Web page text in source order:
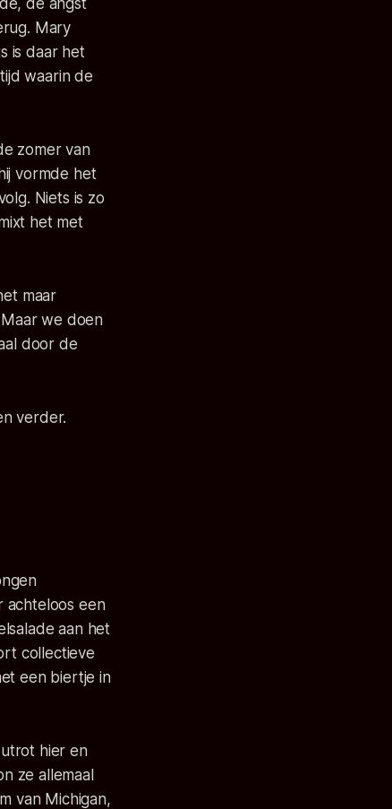
de angst
Mary
is daar het
waarin de
zomer van
vormde het
Niets is zo
het met
maar
we doen
door de
verder.
achteloos een
aan het
collectieve
een biertje in
hier en
ze allemaal
van Michigan,